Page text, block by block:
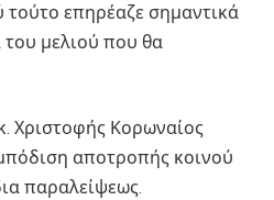
επηρέαζε σημαντικά
του μελιού που θα
Χριστοφής Κορωναίος
αποτροπής κοινού
παραλείψεως.